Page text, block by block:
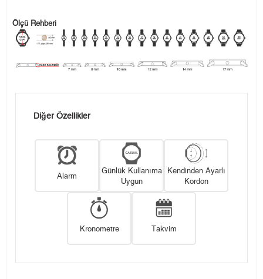
Ölçü Rehberi
Diğer Özellikler
Alarm
Günlük Kullanıma
Uygun
Kendinden Ayarlı
Kordon
Kronometre Takvim